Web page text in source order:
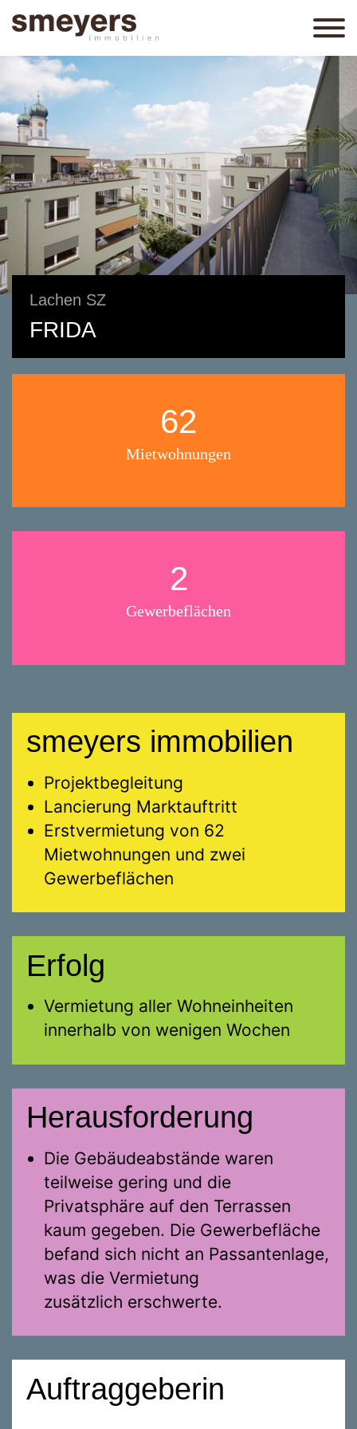
Lachen SZ
FRIDA
62
Mietwohnungen
2
Gewerbeflächen
smeyers immobilien
Projektbegleitung
Lancierung Marktauftritt
Erstvermietung von 62
Mietwohnungen und zwei
Gewerbeflächen
Erfolg
Vermietung aller Wohneinheiten
innerhalb von wenigen Wochen
Herausforderung
Die Gebäudeabstände waren
teilweise gering und die
Privatsphäre auf den Terrassen
kaum gegeben. Die Gewerbefläche
befand sich nicht an Passantenlage,
was die Vermietung
zusätzlich erschwerte.
Auftraggeberin